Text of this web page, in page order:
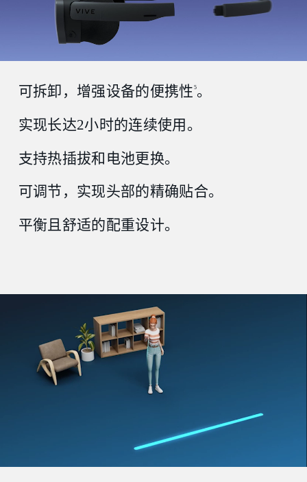
可拆卸，增强设备的便携性 5。
实现长达2小时的连续使用。
支持热插拔和电池更换。
可调节，实现头部的精确贴合。
平衡且舒适的配重设计。